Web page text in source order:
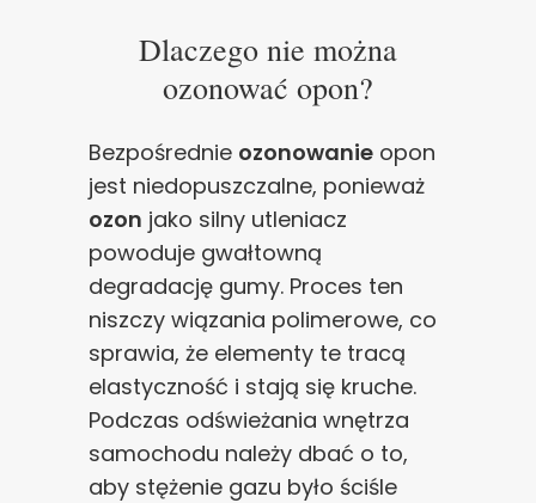
Dlaczego nie można
ozonować opon?
Bezpośrednie ozonowanie opon
jest niedopuszczalne, ponieważ
ozon jako silny utleniacz
powoduje gwałtowną
degradację gumy. Proces ten
niszczy wiązania polimerowe, co
sprawia, że elementy te tracą
elastyczność i stają się kruche.
Podczas odświeżania wnętrza
samochodu należy dbać o to,
aby stężenie gazu było ściśle